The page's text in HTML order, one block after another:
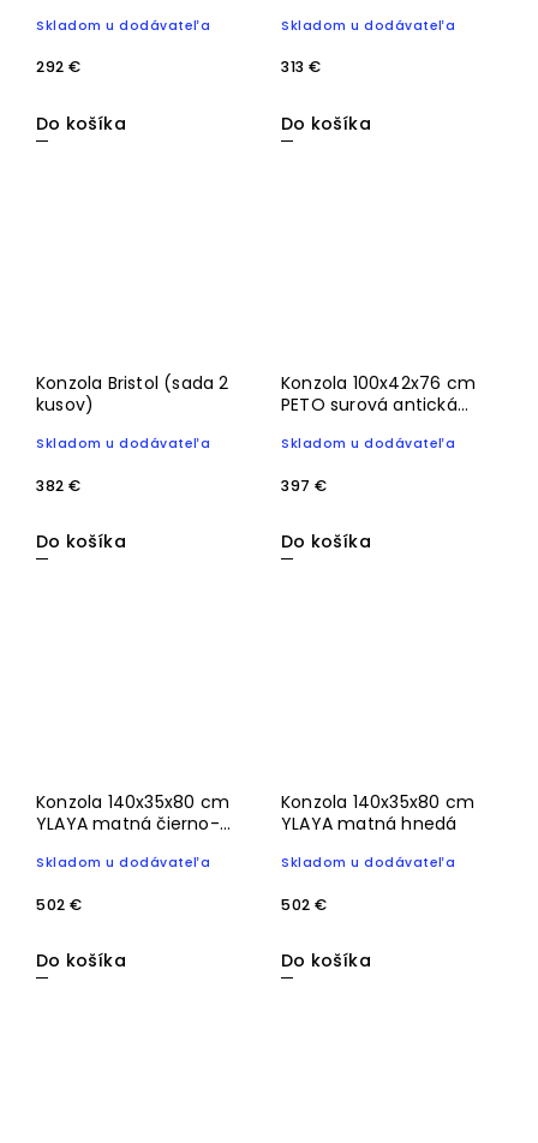
Skladom u dodávateľa
292 €
Do košíka
Skladom u dodávateľa
313 €
Do košíka
Konzola Bristol (sada 2
kusov)
Skladom u dodávateľa
382 €
Do košíka
Konzola 100x42x76 cm
PETO surová antická
Skladom u dodávateľa
397 €
Do košíka
Konzola 140x35x80 cm
YLAYA matná čierno-
Skladom u dodávateľa
502 €
Do košíka
Konzola 140x35x80 cm
YLAYA matná hnedá
Skladom u dodávateľa
502 €
Do košíka